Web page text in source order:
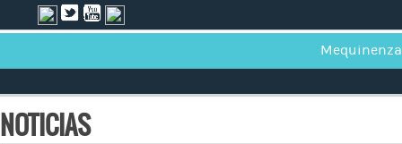
Mequinenza
NOTICIAS